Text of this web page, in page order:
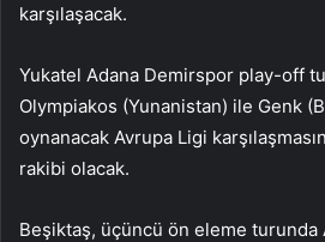
karşılaşacak.
Yukatel Adana Demirspor play-off
Olympiakos (Yunanistan) ile Genk
oynanacak Avrupa Ligi
rakibi olacak.
Beşiktaş, üçüncü ön eleme turunda